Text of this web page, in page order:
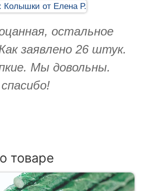
остальное
заявлено 26 штук.
Мы довольны.
товаре